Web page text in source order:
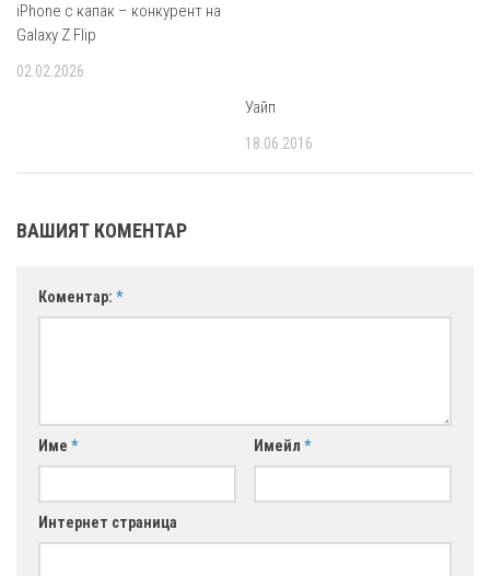
iPhone с капак – конкурент на
Galaxy Z Flip
02.02.2026
Уайп
18.06.2016
ВАШИЯТ КОМЕНТАР
Коментар: *
Име * Имейл *
Интернет страница